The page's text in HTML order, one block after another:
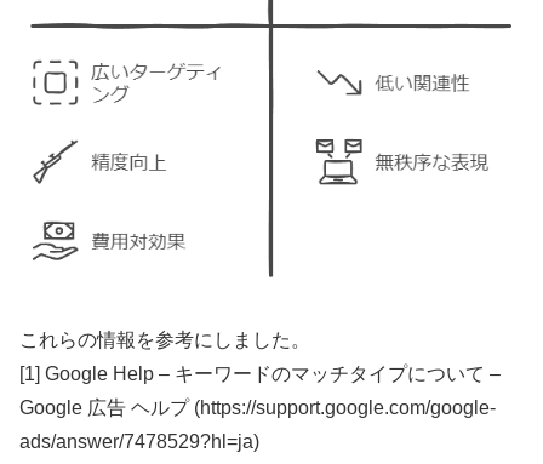
これらの情報を参考にしました。
[1] Google Help – キーワードのマッチタイプについて –
Google 広告 ヘルプ (https://support.google.com/google-
ads/answer/7478529?hl=ja)